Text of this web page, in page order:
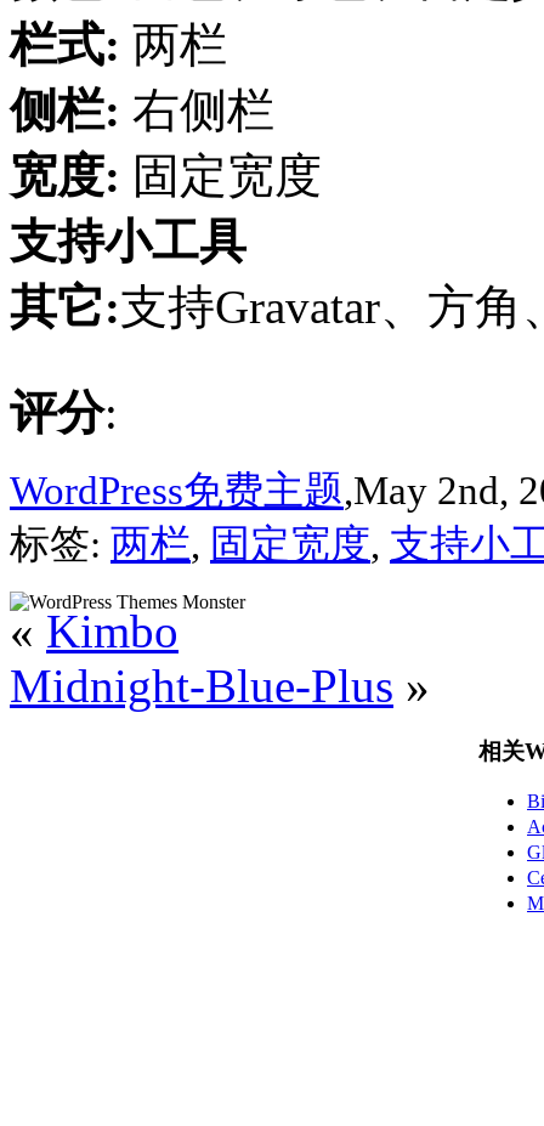
栏式: 两栏
侧栏: 右侧栏
宽度: 固定宽度
支持小工具
其它:支持Gravatar、方
评分:
WordPress免费主题,May 2nd,
标签: 两栏, 固定宽度, 支持小
« Kimbo
Midnight-Blue-Plus »
相关